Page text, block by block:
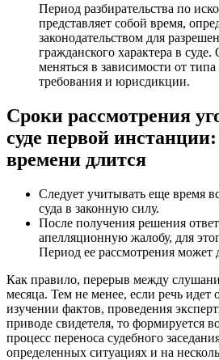
Период разбирательства по
представляет собой время,
законодательством для
гражданского характера в
меняться в зависимости от типа
требования и юрисдикции.
Сроки рассмотрения
суде первой
времени длится
Следует учитывать еще время
суда в законную силу.
После получения решения
апелляционную жалобу, для
Период ее рассмотрения может
Как правило, перерыв между
месяца. Тем не менее, если речь идет
изучении фактов, проведения
приводе свидетеля, то формируется
процесс переноса судебного
определенных ситуациях и на